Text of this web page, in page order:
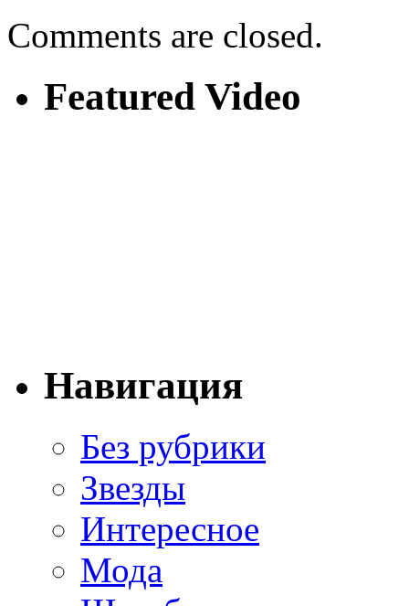
Comments are closed.
Featured Video
Навигация
Без рубрики
Звезды
Интересное
Мода